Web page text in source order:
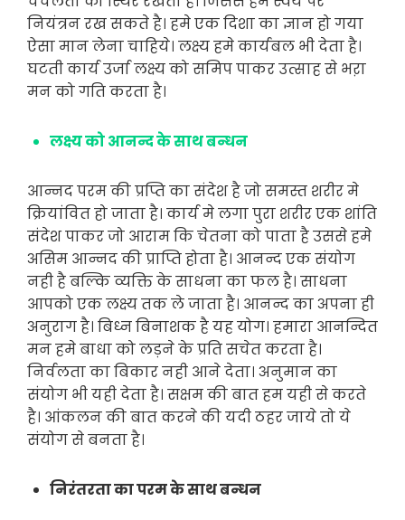
नियंत्रन रख सकते है। हमे एक दिशा का ज्ञान हो गया
ऐसा मान लेना चाहिये। लक्ष्य हमे कार्यबल भी देता है।
घटती कार्य उर्जा लक्ष्य को समिप पाकर उत्साह से भऱा
मन को गति करता है।
लक्ष्य को आनन्द के साथ बन्धन
आन्नद परम की प्रप्ति का संदेश है जो समस्त शरीर मे
क्रियांवित हो जाता है। कार्य मे लगा पुरा शरीर एक शांति
संदेश पाकर जो आराम कि चेतना को पाता है उससे हमे
असिम आन्नद की प्राप्ति होता है। आनन्द एक संयोग
नही है बल्कि व्यक्ति के साधना का फल है। साधना
आपको एक लक्ष्य तक ले जाता है। आनन्द का अपना ही
अनुराग है। बिध्न बिनाशक है यह योग। हमारा आनन्दित
मन हमे बाधा को लड़ने के प्रति सचेत करता है।
निर्वलता का बिकार नही आने देता। अनुमान का
संयोग भी यही देता है। सक्षम की बात हम यही से करते
है। आंकलन की बात करने की यदी ठहर जाये तो ये
संयोग से बनता है।
निरंतरता का परम के साथ बन्धन